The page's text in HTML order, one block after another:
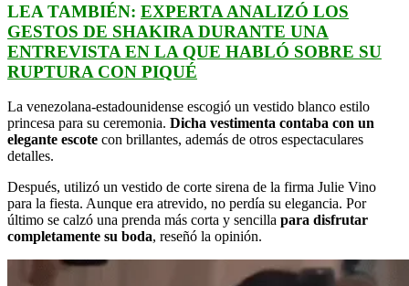
LEA TAMBIÉN: EXPERTA ANALIZÓ LOS
GESTOS DE SHAKIRA DURANTE UNA
ENTREVISTA EN LA QUE HABLÓ SOBRE SU
RUPTURA CON PIQUÉ
La venezolana-estadounidense escogió un vestido blanco estilo
princesa para su ceremonia. Dicha vestimenta contaba con un
elegante escote con brillantes, además de otros espectaculares
detalles.
Después, utilizó un vestido de corte sirena de la firma Julie Vino
para la fiesta. Aunque era atrevido, no perdía su elegancia. Por
último se calzó una prenda más corta y sencilla para disfrutar
completamente su boda, reseñó la opinión.